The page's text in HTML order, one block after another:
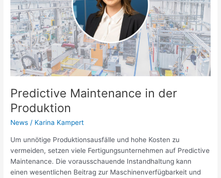
Predictive Maintenance in der
Produktion
News / Karina Kampert
Um unnötige Produktionsausfälle und hohe Kosten zu
vermeiden, setzen viele Fertigungsunternehmen auf Predictive
Maintenance. Die vorausschauende Instandhaltung kann
einen wesentlichen Beitrag zur Maschinenverfügbarkeit und
Produktion